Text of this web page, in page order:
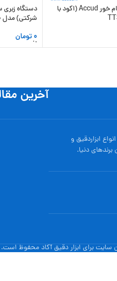
ترکمتر دیجیتال سه نظام خور Accud (اکود با
شرکتی) مدل SR100
0تومان
افزودن به سبد
ابزاردقيق و
برندهای دنیا.
آخرین
برای ابزار دقیق آکاد محفوظ است.